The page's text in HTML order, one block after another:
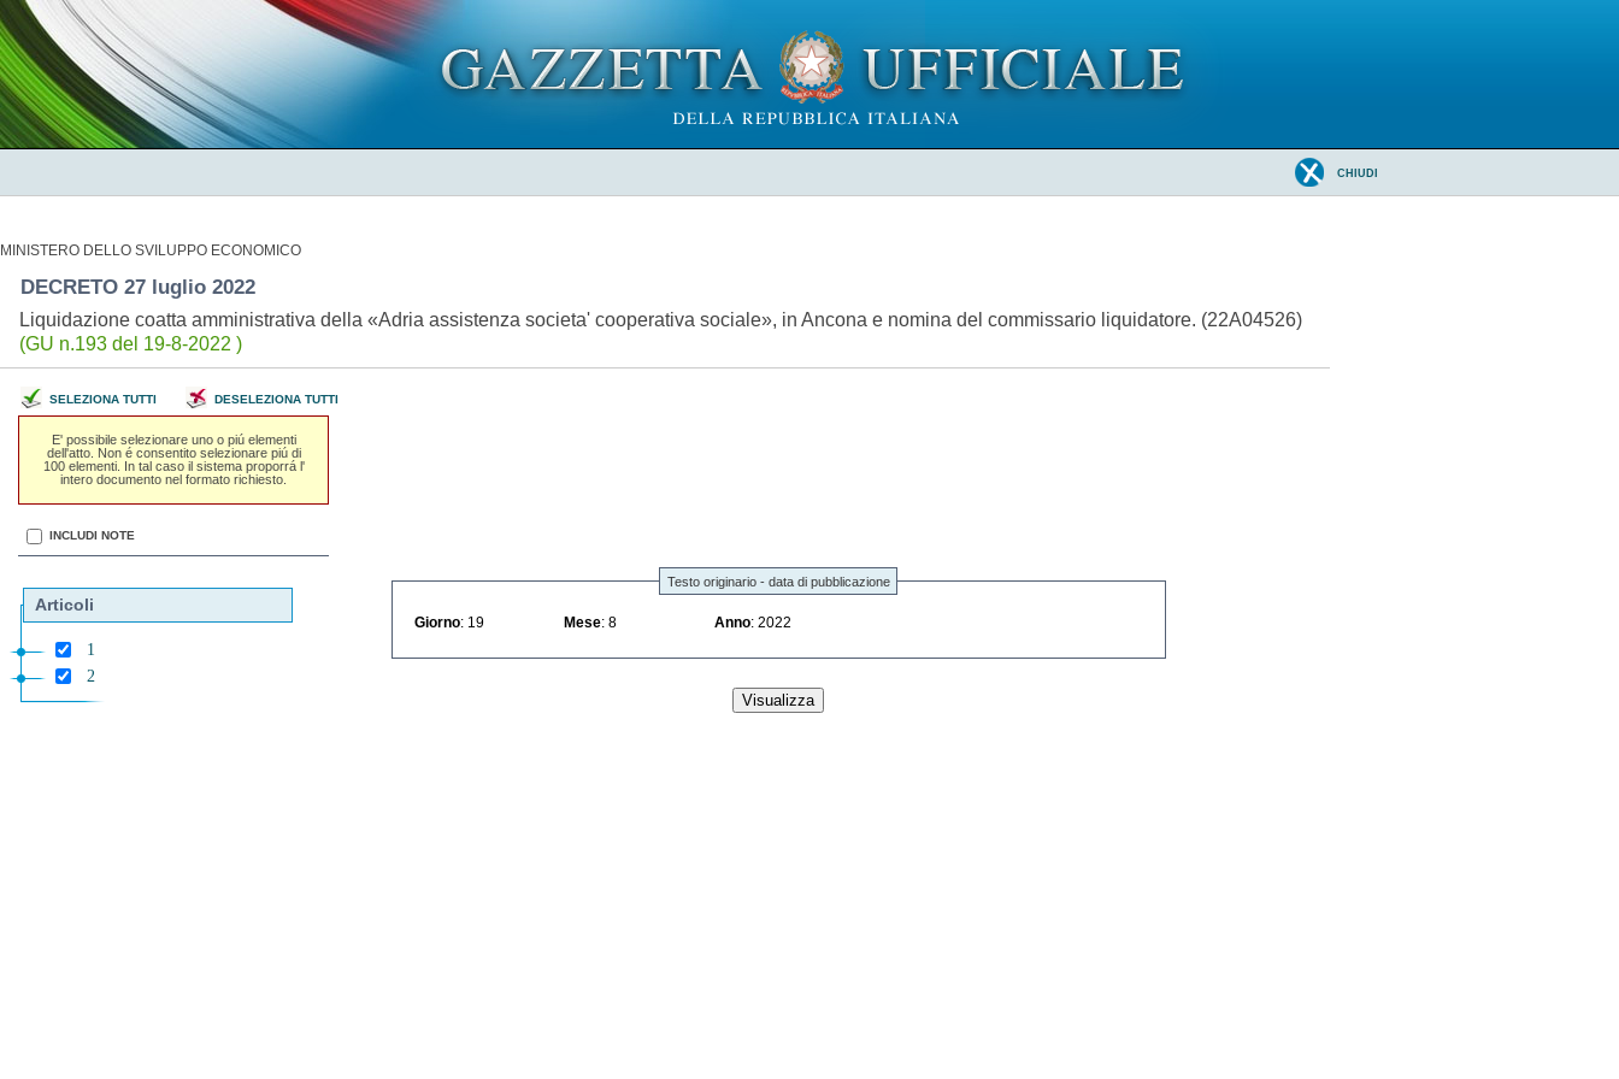
CHIUDI
MINISTERO DELLO SVILUPPO ECONOMICO
DECRETO 27 luglio 2022
Liquidazione coatta amministrativa della «Adria assistenza societa' cooperativa sociale», in Ancona e nomina del commissario liquidatore. (22A04526)
(GU n.193 del 19-8-2022 )
SELEZIONA TUTTI DESELEZIONA TUTTI
E' possibile selezionare uno o piú elementi
dell'atto. Non é consentito selezionare piú di
100 elementi. In tal caso il sistema proporrá l'
intero documento nel formato richiesto.
INCLUDI NOTE
Articoli
1
2
Testo originario - data di pubblicazione
Giorno : 19 Mese : 8 Anno : 2022